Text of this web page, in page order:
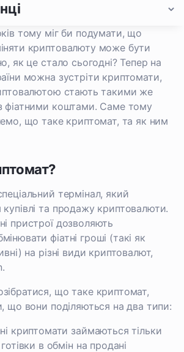
тому міг би подумати, що
криптовалюту може бути
як це стало сьогодні? Тепер на
можна зустріти криптомати,
стають такими же
фіатними коштами. Саме тому
що таке криптомат, та як ним
термінал, який
та продажу криптовалюти.
пристрої дозволяють
фіатні гроші (такі як
на різні види криптовалют,
що таке криптомат,
що вони поділяються на два типи:
криптомати займаються тільки
в обмін на продані